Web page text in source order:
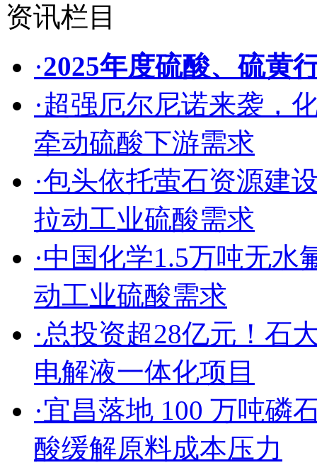
资讯栏目
·2025年度硫酸、硫黄
·超强厄尔尼诺来袭，
牵动硫酸下游需求
·包头依托萤石资源建
拉动工业硫酸需求
·中国化学1.5万吨无
动工业硫酸需求
·总投资超28亿元！石
电解液一体化项目
·宜昌落地 100 万吨磷
酸缓解原料成本压力